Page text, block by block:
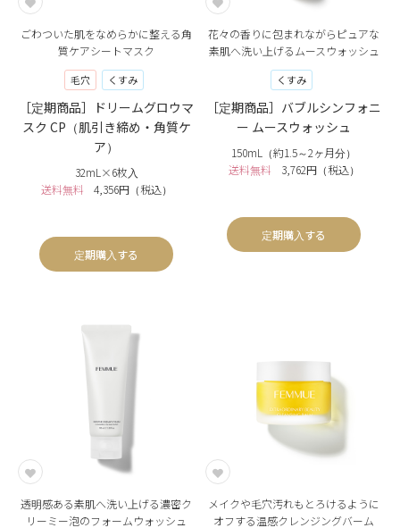
ごわついた肌をなめらかに整える角
質ケアシートマスク
毛穴 くすみ
［定期商品］ドリームグロウマ
スク CP（肌引き締め・角質ケ
ア）
32mL×6枚入
送料無料
4,356円（税込）
定期購入する
花々の香りに包まれながらピュアな
素肌へ洗い上げるムースウォッシュ
くすみ
［定期商品］バブルシンフォニ
ー ムースウォッシュ
150mL（約1.5～2ヶ月分）
送料無料
3,762円（税込）
定期購入する
透明感ある素肌へ洗い上げる濃密ク
リーミー泡のフォームウォッシュ
メイクや毛穴汚れもとろけるように
オフする温感クレンジングバーム